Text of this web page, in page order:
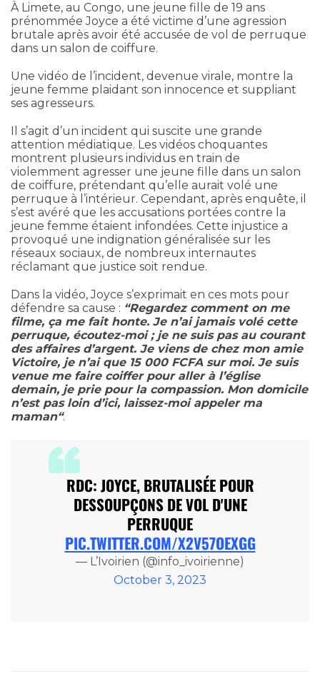
À Limete, au Congo, une jeune fille de 19 ans
prénommée Joyce a été victime d’une agression
brutale après avoir été accusée de vol de perruque
dans un salon de coiffure.
Une vidéo de l’incident, devenue virale, montre la
jeune femme plaidant son innocence et suppliant
ses agresseurs.
Il s’agit d’un incident qui suscite une grande
attention médiatique. Les vidéos choquantes
montrent plusieurs individus en train de
violemment agresser une jeune fille dans un salon
de coiffure, prétendant qu’elle aurait volé une
perruque à l’intérieur. Cependant, après enquête, il
s’est avéré que les accusations portées contre la
jeune femme étaient infondées. Cette injustice a
provoqué une indignation généralisée sur les
réseaux sociaux, de nombreux internautes
réclamant que justice soit rendue.
Dans la vidéo, Joyce s’exprimait en ces mots pour
défendre sa cause : “Regardez comment on me
filme, ça me fait honte. Je n’ai jamais volé cette
perruque, écoutez-moi ; je ne suis pas au courant
des affaires d’argent. Je viens de chez mon amie
Victoire, je n’ai que 15 000 FCFA sur moi. Je suis
venue me faire coiffer pour aller à l’église
demain, je prie pour la compassion. Mon domicile
n’est pas loin d’ici, laissez-moi appeler ma
maman“.
RDC: JOYCE, BRUTALISÉE POUR
DESSOUPÇONS DE VOL D'UNE
PERRUQUE
PIC.TWITTER.COM/X2V57OEXGG
— L’Ivoirien (@info_ivoirienne)
October 3, 2023